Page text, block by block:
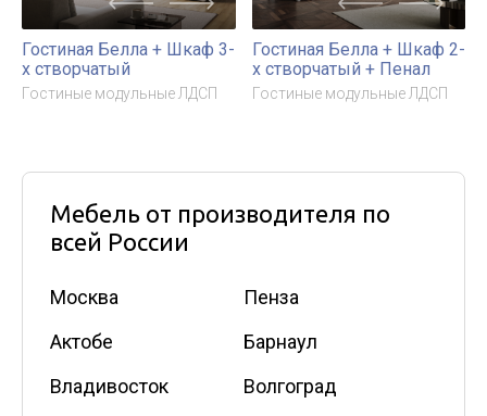
Гостиная Белла + Шкаф 3-
х створчатый
Гостиные модульные ЛДСП
Гостиная Белла + Шкаф 2-
х створчатый + Пенал
Гостиные модульные ЛДСП
Мебель от производителя по
всей России
Москва
Пенза
Актобе
Барнаул
Владивосток
Волгоград